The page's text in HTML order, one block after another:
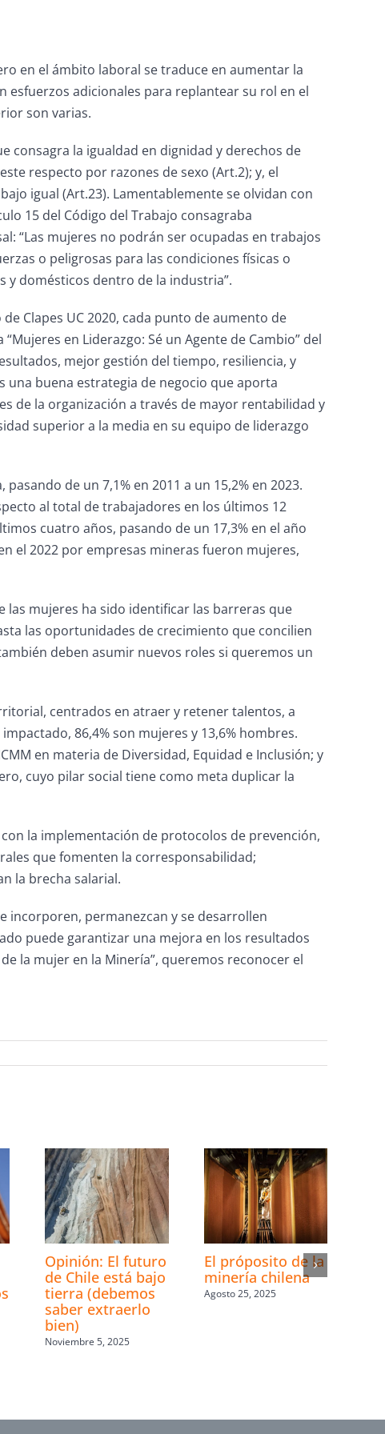
en el ámbito laboral se traduce en aumentar la
adicionales para replantear su rol en el
son varias.
consagra la igualdad en dignidad y derechos de
respecto por razones de sexo (Art.2); y, el
igual (Art.23). Lamentablemente se olvidan con
15 del Código del Trabajo consagraba
“Las mujeres no podrán ser ocupadas en trabajos
o peligrosas para las condiciones físicas o
y domésticos dentro de la industria”.
Clapes UC 2020, cada punto de aumento de
en Liderazgo: Sé un Agente de Cambio” del
mejor gestión del tiempo, resiliencia, y
una buena estrategia de negocio que aporta
de la organización a través de mayor rentabilidad y
superior a la media en su equipo de liderazgo
de un 7,1% en 2011 a un 15,2% en 2023.
al total de trabajadores en los últimos 12
cuatro años, pasando de un 17,3% en el año
el 2022 por empresas mineras fueron mujeres,
mujeres ha sido identificar las barreras que
las oportunidades de crecimiento que concilien
deben asumir nuevos roles si queremos un
centrados en atraer y retener talentos, a
86,4% son mujeres y 13,6% hombres.
en materia de Diversidad, Equidad e Inclusión; y
cuyo pilar social tiene como meta duplicar la
la implementación de protocolos de prevención,
que fomenten la corresponsabilidad;
la brecha salarial.
incorporen, permanezcan y se desarrollen
puede garantizar una mejora en los resultados
la mujer en la Minería”, queremos reconocer el
Opinión: El futuro
de Chile está bajo
tierra (debemos
saber extraerlo
bien)
Noviembre 5, 2025
El próposito de la
minería chilena
Agosto 25, 2025